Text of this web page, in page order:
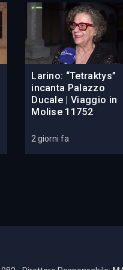
Larino: “Tetraktys”
incanta Palazzo
Ducale | Viaggio in
Molise 11752
2 giorni fa